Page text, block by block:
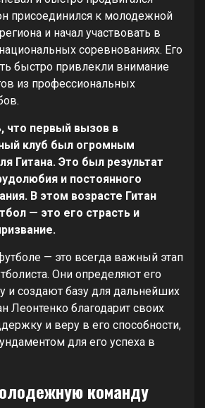
присоединился к молодежной
и начал участвовать в
соревнованиях. Его
быстро привлекли внимание
из профессиональных
что первый вызов в
клуб был огромным
Гитана. Это был результат
и постоянного
В этом возрасте Гитан
— это его страсть и
— это всегда важный этап
Они определяют его
и создают базу для дальнейших
Леонтенко благодарит своих
и веру в его способности,
для его успеха в
команду